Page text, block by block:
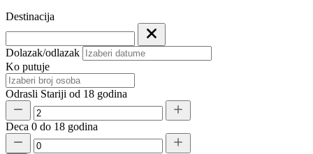
Destinacija
Dolazak/odlazak
Ko putuje
Odrasli Stariji od 18 godina
Deca 0 do 18 godina